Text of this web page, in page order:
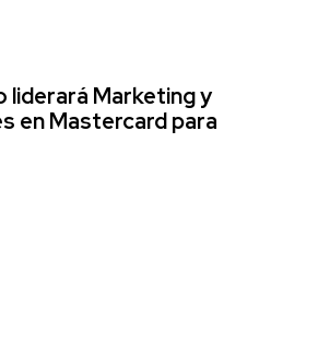
liderará Marketing y
en Mastercard para